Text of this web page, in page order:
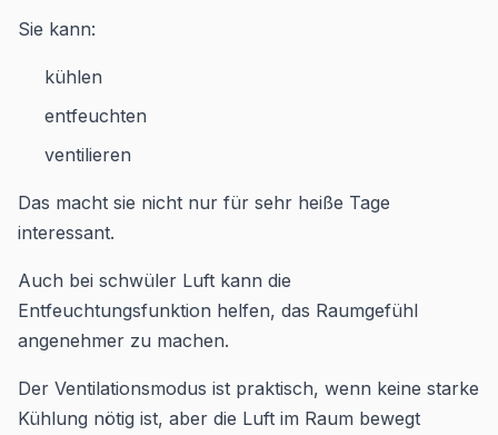
Sie kann:
kühlen
entfeuchten
ventilieren
Das macht sie nicht nur für sehr heiße Tage
interessant.
Auch bei schwüler Luft kann die
Entfeuchtungsfunktion helfen, das Raumgefühl
angenehmer zu machen.
Der Ventilationsmodus ist praktisch, wenn keine starke
Kühlung nötig ist, aber die Luft im Raum bewegt